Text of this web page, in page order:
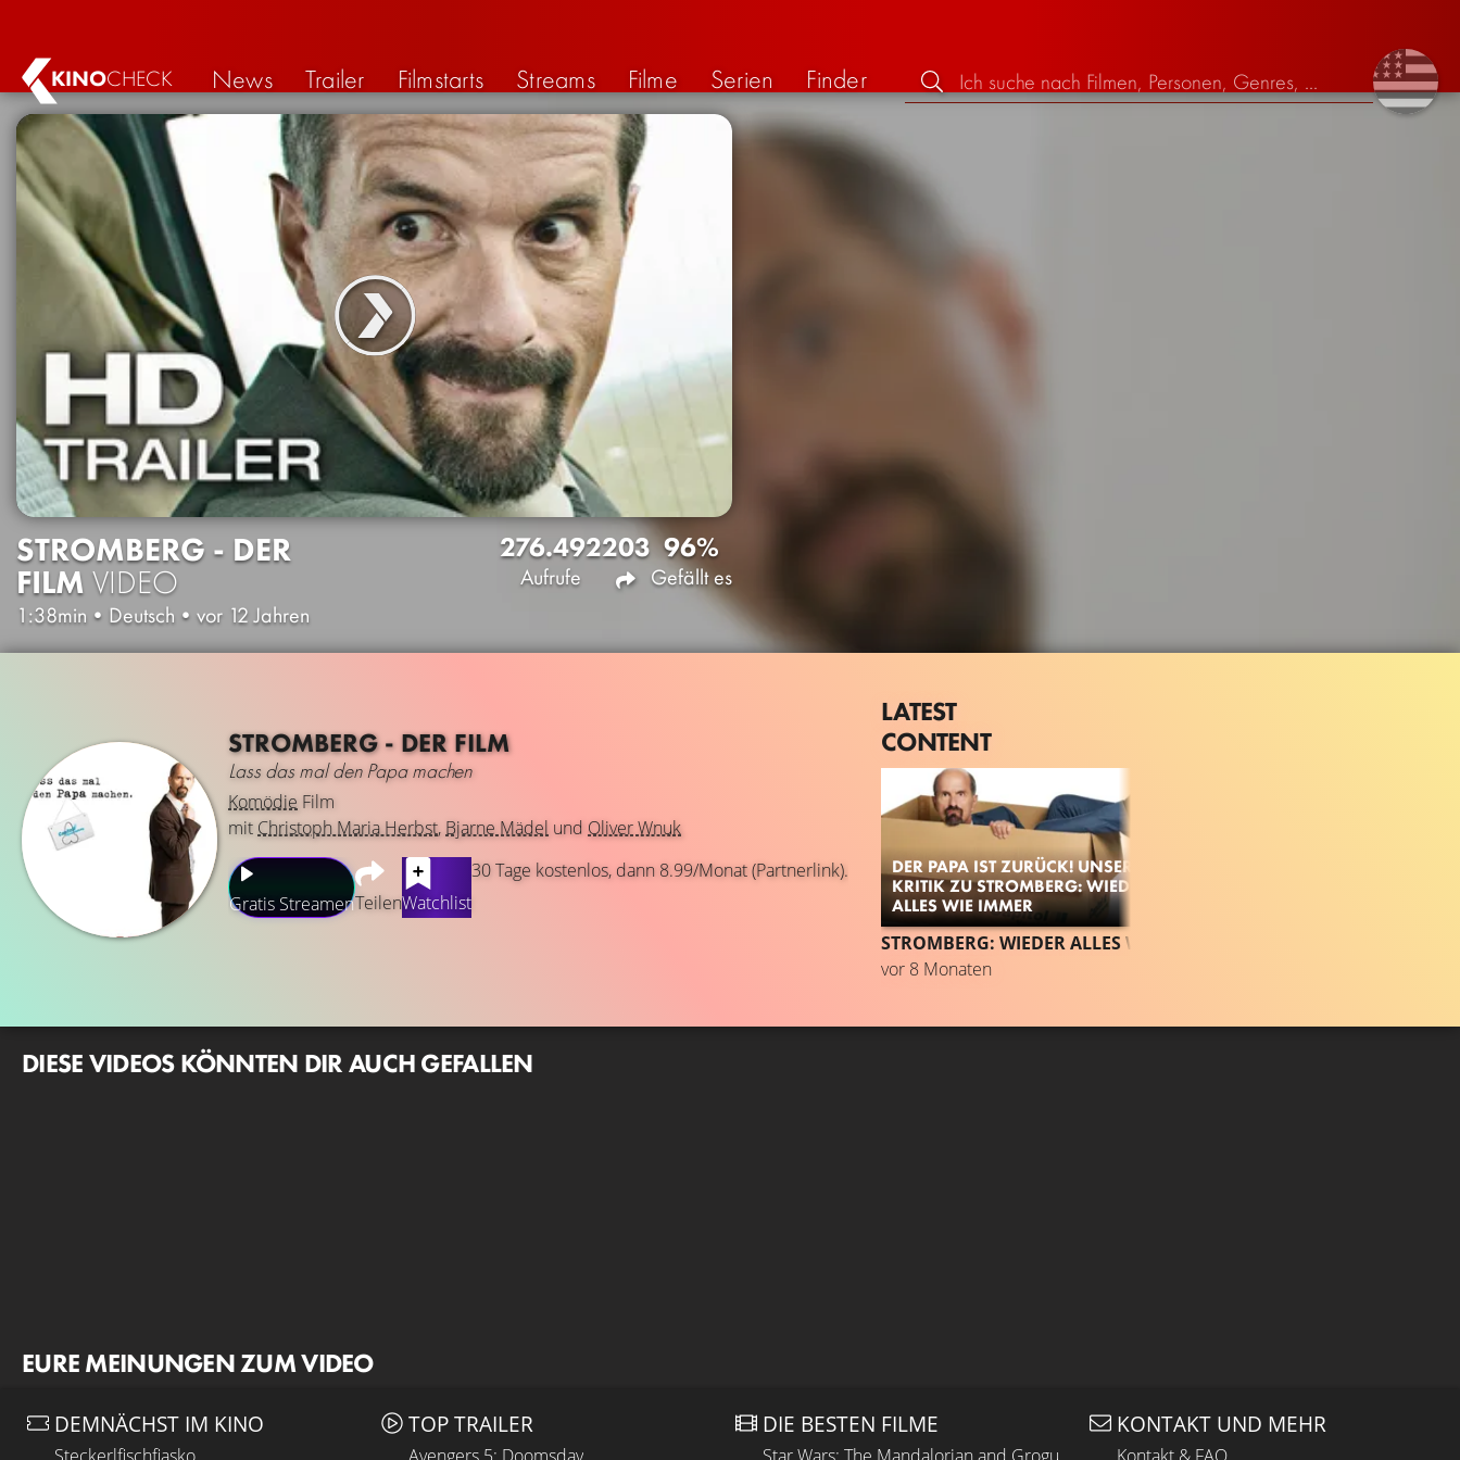
KINOCHECK News Trailer Filmstarts Streams Filme Serien Finder
STROMBERG - DER
FILM VIDEO
1:38min • Deutsch • vor 12 Jahren
276.492
Aufrufe
203 96%
Gefällt es
STROMBERG - DER FILM
Lass das mal den Papa machen
Komödie Film
mit Christoph Maria Herbst, Bjarne Mädel und Oliver Wnuk
Gratis StreamenTeilenWatchlist
30 Tage kostenlos, dann 8.99/Monat (Partnerlink).
LATEST
CONTENT
DER PAPA IST ZURÜCK! UNSERE
KRITIK ZU STROMBERG: WIEDER
ALLES WIE IMMER
vor 8 Monaten
DIESE VIDEOS KÖNNTEN DIR AUCH GEFALLEN
EURE MEINUNGEN ZUM VIDEO
DEMNÄCHST IM KINO TOP TRAILER DIE BESTEN FILME KONTAKT UND MEHR